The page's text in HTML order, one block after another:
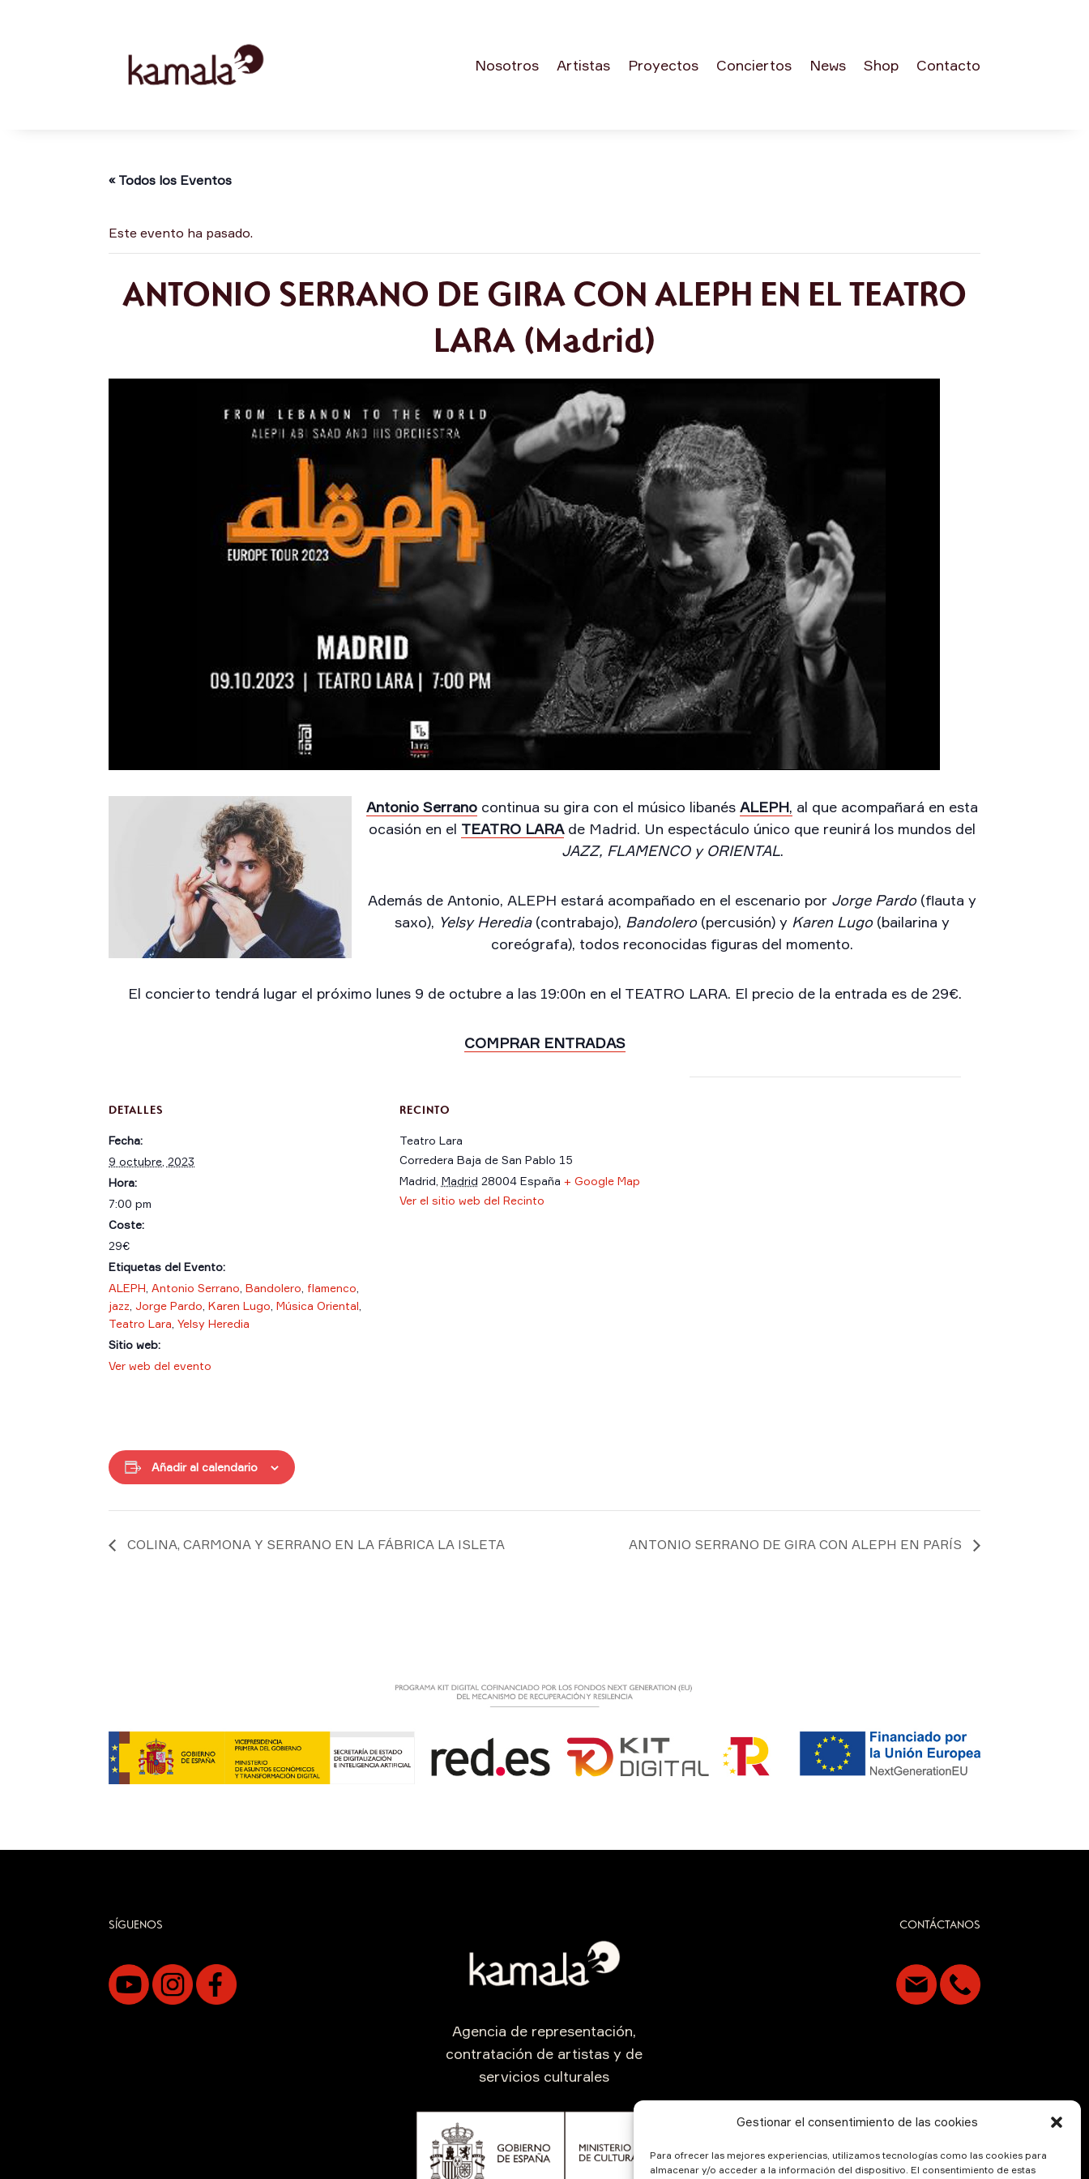
Gestionar el consentimiento de las cookies
Para ofrecer las mejores experiencias, utilizamos tecnologías como las cookies para
almacenar y/o acceder a la información del dispositivo. El consentimiento de estas
Nosotros Artistas Proyectos Conciertos News Shop Contacto
« Todos los Eventos
Este evento ha pasado.
ANTONIO SERRANO DE GIRA CON ALEPH EN EL TEATRO
LARA (Madrid)
Antonio Serrano continua su gira con el músico libanés ALEPH, al que acompañará en esta
ocasión en el TEATRO LARAde Madrid. Un espectáculo único que reunirá los mundos del
JAZZ, FLAMENCO y ORIENTAL.
Además de Antonio, ALEPH estará acompañado en el escenario por Jorge Pardo(flauta y
saxo), Yelsy Heredia(contrabajo), Bandolero(percusión) y Karen Lugo(bailarina y
coreógrafa), todos reconocidas figuras del momento.
El concierto tendrá lugar el próximo lunes 9 de octubre a las 19:00n en el TEATRO LARA. El precio de la entrada es de 29€.
COMPRAR ENTRADAS
Añadir al calendario
DETALLES
Fecha:
9 octubre, 2023
Hora:
7:00 pm
Coste:
29€
Etiquetas del Evento:
ALEPH ,Antonio Serrano ,Bandolero flamenco
jazz ,Jorge Pardo ,Karen Lugo ,Música Oriental
Teatro Lara ,Yelsy Heredia
Sitio web:
Ver web del evento
RECINTO
Teatro Lara
Corredera Baja de San Pablo 15
Madrid Madrid 28004 España + Google Map
Ver el sitio web del Recinto
COLINA, CARMONA Y SERRANO EN LA FÁBRICA LA ISLETA ANTONIO SERRANO DE GIRA CON ALEPH EN PARÍS
SÍGUENOS
Agencia de representación,
contratación de artistas y de
servicios culturales
CONTÁCTANOS